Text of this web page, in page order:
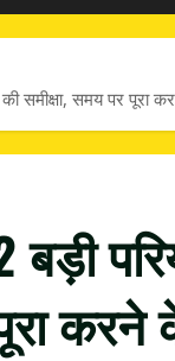
समीक्षा, समय पर पूरा
करने